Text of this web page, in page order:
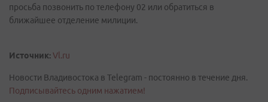
просьба позвонить по телефону 02 или обратиться в
ближайшее отделение милиции.
Источник:Vl.ru
Новости Владивостока в Telegram - постоянно в течение дня.
Подписывайтесь одним нажатием!